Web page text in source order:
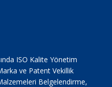
ISO Kalite Yönetim
ve Patent Vekillik
Belgelendirme,